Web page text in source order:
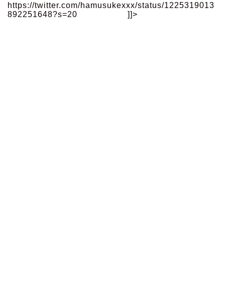
https://twitter.com/hamusukexxx/status/1225319013
892251648?s=20 ]]>